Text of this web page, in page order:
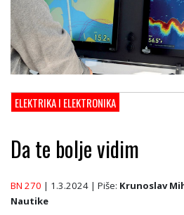
ELEKTRIKA I ELEKTRONIKA
Da te bolje vidim
BN 270 | 1.3.2024 | Piše: Krunoslav
Nautike